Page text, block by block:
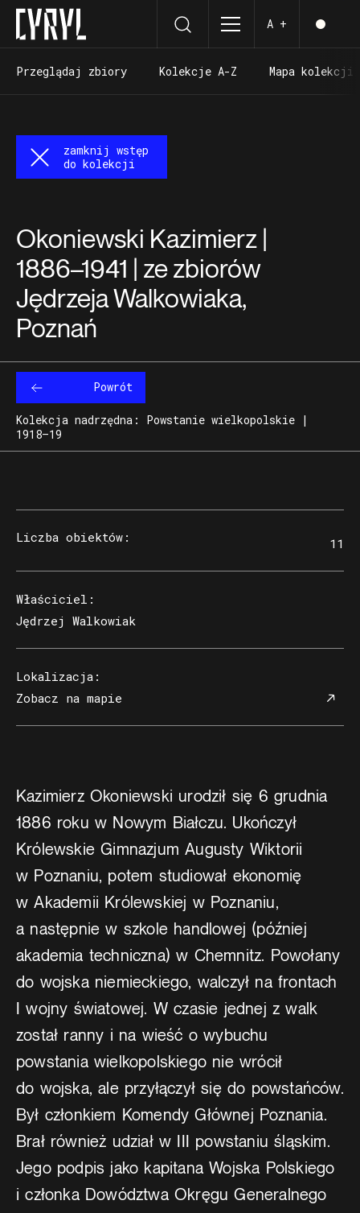
A +
Przeglądaj zbiory
Kolekcje A-Z
Mapa kolekcji
Mapa kolekcji
Okoniewski Kazimierz |
1886–1941 | ze zbiorów
Jędrzeja Walkowiaka,
Poznań
zamknij wstęp
do kolekcji
Powrót
Kolekcja nadrzędna: Powstanie wielkopolskie |
1918–19
Liczba obiektów : 11
Właściciel :
Jędrzej Walkowiak
Lokalizacja :
Zobacz na mapie
Kazimierz Okoniewski urodził się 6 grudnia
1886 roku w Nowym Białczu. Ukończył
Królewskie Gimnazjum Augusty Wiktorii
w Poznaniu, potem studiował ekonomię
w Akademii Królewskiej w Poznaniu,
a następnie w szkole handlowej (później
akademia techniczna) w Chemnitz. Powołany
do wojska niemieckiego, walczył na frontach
I wojny światowej. W czasie jednej z walk
został ranny i na wieść o wybuchu
powstania wielkopolskiego nie wrócił
do wojska, ale przyłączył się do powstańców.
Był członkiem Komendy Głównej Poznania.
Brał również udział w III powstaniu śląskim.
Jego podpis jako kapitana Wojska Polskiego
i członka Dowództwa Okręgu Generalnego